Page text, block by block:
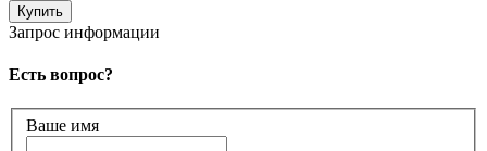
Запрос информации
Есть вопрос?
Ваше имя